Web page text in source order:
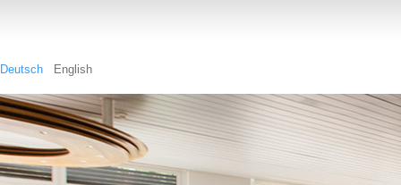
Deutsch English